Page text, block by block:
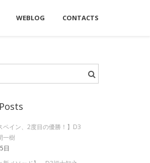
WEBLOG CONTACTS
ペイン、2度目の優勝！】D3
樹
日